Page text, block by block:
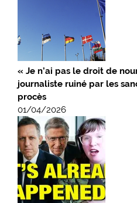
« Je n’ai pas le droit de
journaliste ruiné par les
procès
01/04/2026